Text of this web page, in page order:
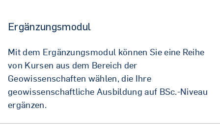
Ergänzungsmodul
Mit dem Ergänzungsmodul können Sie eine Reihe
von Kursen aus dem Bereich der
Geowissenschaften wählen, die Ihre
geowissenschaftliche Ausbildung auf BSc.-Niveau
ergänzen.